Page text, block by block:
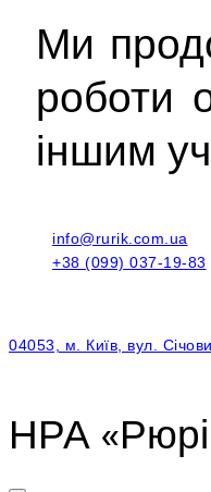
Ми
роботи
іншим
info@rurik.com.ua
+38 (099) 037-19-83
04053, м. Київ, вул.
НРА